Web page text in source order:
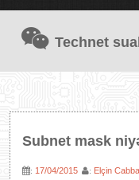
Technet
Subnet mask
: 17/04/2015 : Elçin